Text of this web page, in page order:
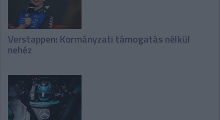
Verstappen: Kormányzati támogatás nélkül
nehéz